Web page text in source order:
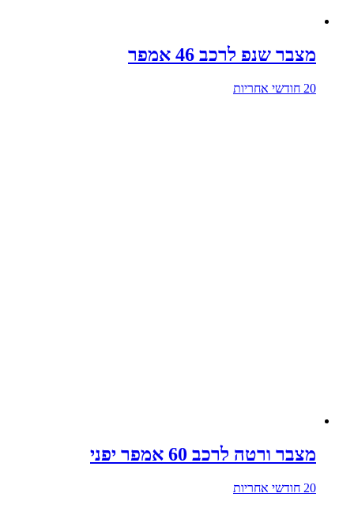
מצבר שנפ לרכב 46 אמפר
20 חודשי אחריות
מצבר ורטה לרכב 60 אמפר יפני
20 חודשי אחריות